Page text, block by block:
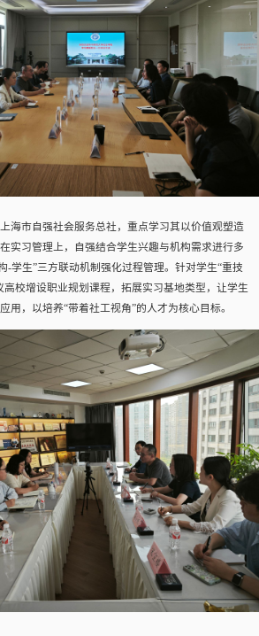
海市自强社会服务总社，重点学习其以价值观塑造
实习管理上，自强结合学生兴趣与机构需求进行多
-学生”三方联动机制强化过程管理。针对学生“重技
高校增设职业规划课程，拓展实习基地类型，让学生
用，以培养“带着社工视角”的人才为核心目标。